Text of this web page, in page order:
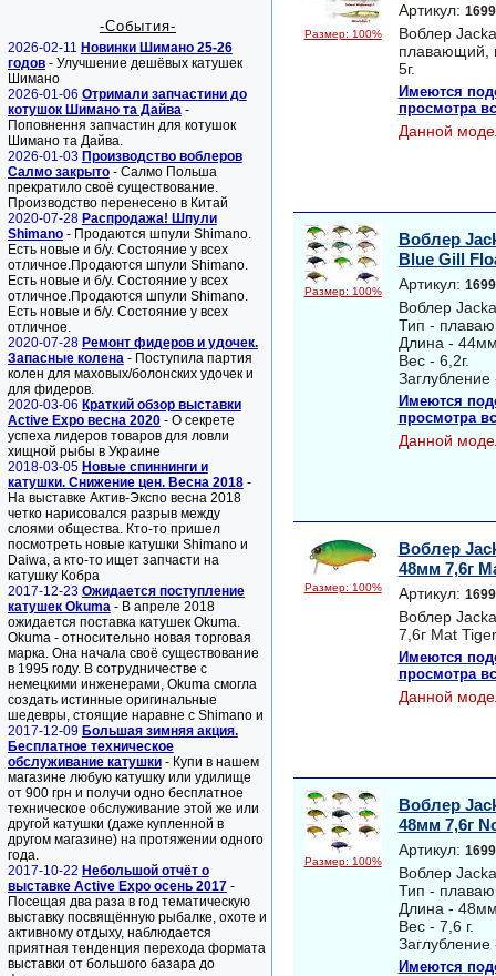
Размер: 100%
Артикул:
Воблер
плавающий,
5г.
Имеются
просмотра
Данной
Размер: 100%
Воблер
Blue Gill
Артикул:
Воблер
Тип -
Длина -
Вес - 6,2г.
Имеются
просмотра
Данной
Размер: 100%
Воблер
48мм 7,6г
Артикул:
Воблер
7,6г Mat
Имеются
просмотра
Данной
Размер: 100%
Воблер
48мм 7,6г
Артикул:
Воблер
Тип -
Длина -
Вес - 7,6 г.
Имеются
-События-
2026-02-11 Новинки Шимано 25-26
годов - Улучшение дешёвых катушек
Шимано
2026-01-06 Отримали запчастини до
котушок Шимано та Дайва -
Поповнення запчастин для котушок
Шимано та Дайва.
2026-01-03 Производство воблеров
Салмо закрыто - Салмо Польша
прекратило своё существование.
Производство перенесено в Китай
2020-07-28 Распродажа! Шпули
Shimano - Продаются шпули Shimano.
Есть новые и б/у. Состояние у всех
отличное.Продаются шпули Shimano.
Есть новые и б/у. Состояние у всех
отличное.Продаются шпули Shimano.
Есть новые и б/у. Состояние у всех
отличное.
2020-07-28 Ремонт фидеров и удочек.
Запасные колена - Поступила партия
колен для маховых/болонских удочек и
для фидеров.
2020-03-06 Краткий обзор выставки
Active Expo весна 2020 - О секрете
успеха лидеров товаров для ловли
хищной рыбы в Украине
2018-03-05 Новые спиннинги и
катушки. Снижение цен. Весна 2018 -
На выставке Актив-Экспо весна 2018
четко нарисовался разрыв между
слоями общества. Кто-то пришел
посмотреть новые катушки Shimano и
Daiwa, а кто-то ищет запчасти на
катушку Кобра
2017-12-23 Ожидается поступление
катушек Okuma - В апреле 2018
ожидается поставка катушек Okuma.
Okuma - относительно новая торговая
марка. Она начала своё существование
в 1995 году. В сотрудничестве с
немецкими инженерами, Okuma смогла
создать истинные оригинальные
шедевры, стоящие наравне с Shimano и
2017-12-09 Большая зимняя акция.
Бесплатное техническое
обслуживание катушки - Купи в нашем
магазине любую катушку или удилище
от 900 грн и получи одно бесплатное
техническое обслуживание этой же или
другой катушки (даже купленной в
другом магазине) на протяжении одного
года.
2017-10-22 Небольшой отчёт о
выставке Active Expo осень 2017 -
Посещая два раза в год тематическую
выставку посвящённую рыбалке, охоте и
активному отдыху, наблюдается
приятная тенденция перехода формата
выставки от большого базара до